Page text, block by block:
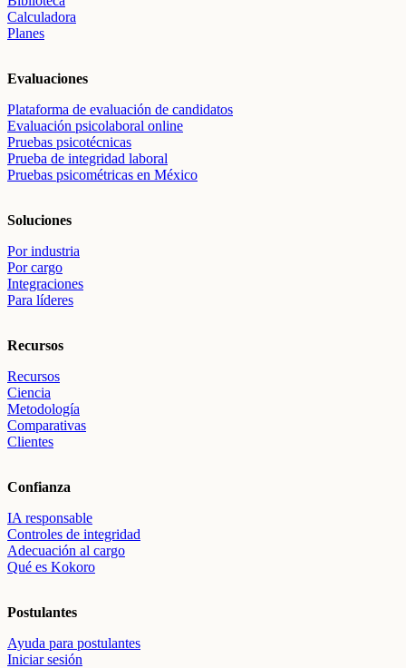
Calculadora
Planes
Evaluaciones
Plataforma de evaluación de candidatos
Evaluación psicolaboral online
Pruebas psicotécnicas
Prueba de integridad laboral
Pruebas psicométricas en México
Soluciones
Por industria
Por cargo
Integraciones
Para líderes
Recursos
Recursos
Ciencia
Metodología
Comparativas
Clientes
Confianza
IA responsable
Controles de integridad
Adecuación al cargo
Qué es Kokoro
Postulantes
Ayuda para postulantes
Iniciar sesión